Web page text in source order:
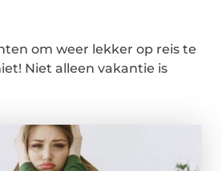
om weer lekker op reis te
Niet alleen vakantie is